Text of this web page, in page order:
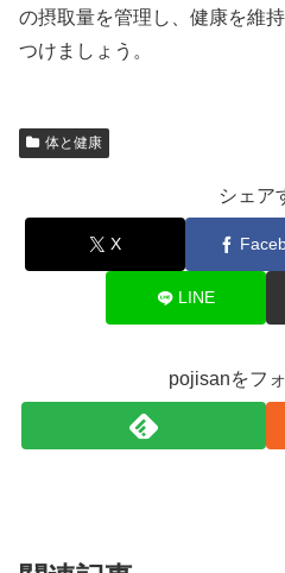
の摂取量を管理し、健康を維
つけましょう。
体と健康
シェア
X
LINE
pojisanをフ